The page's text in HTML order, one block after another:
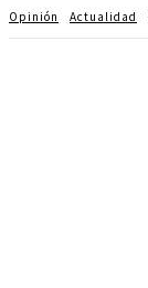
Opinión Actualidad